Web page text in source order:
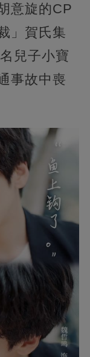
意旋的CP
」賀氏集
兒子小寶
事故中喪